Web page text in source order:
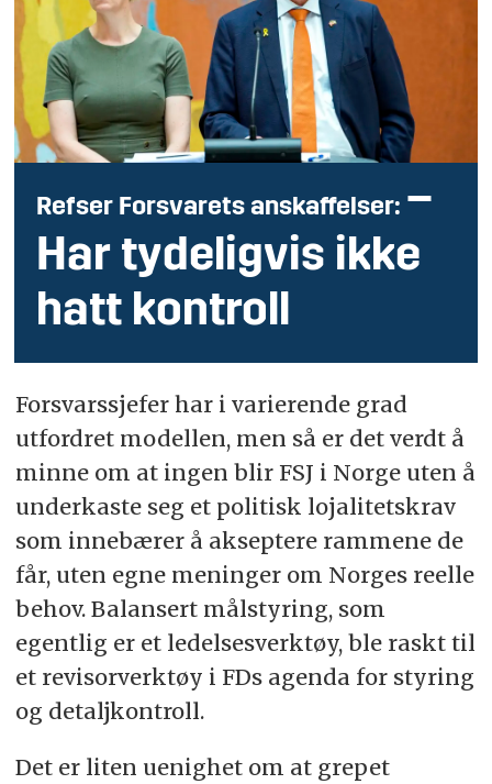
Refser Forsvarets anskaffelser: –
Har tydeligvis ikke
hatt kontroll
Forsvarssjefer har i varierende grad
utfordret modellen, men så er det verdt å
minne om at ingen blir FSJ i Norge uten å
underkaste seg et politisk lojalitetskrav
som innebærer å akseptere rammene de
får, uten egne meninger om Norges reelle
behov. Balansert målstyring, som
egentlig er et ledelsesverktøy, ble raskt til
et revisorverktøy i FDs agenda for styring
og detaljkontroll.
Det er liten uenighet om at grepet